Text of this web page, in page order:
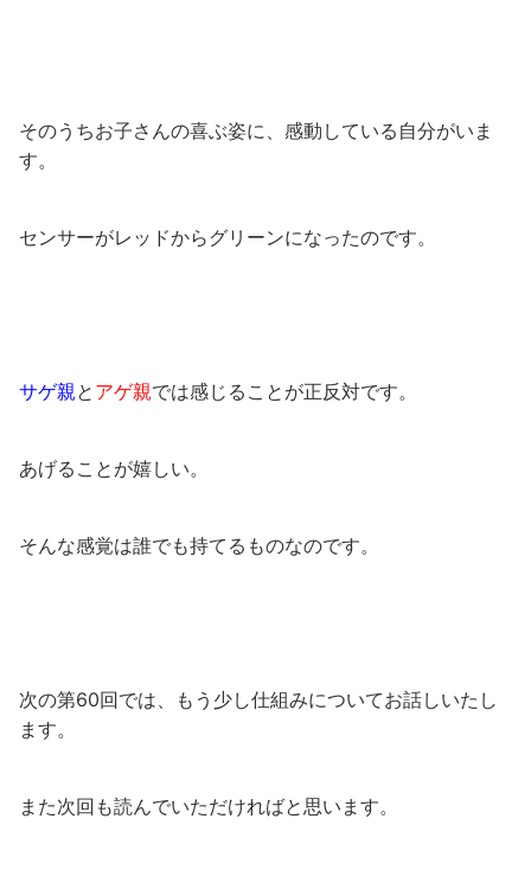
そのうちお子さんの喜ぶ姿に、感動している自分がいま
す。
センサーがレッドからグリーンになったのです。
サゲ親と アゲ親では感じることが正反対です。
あげることが嬉しい。
そんな感覚は誰でも持てるものなのです。
次の第60回では、もう少し仕組みについてお話しいたし
ます。
また次回も読んでいただければと思います。